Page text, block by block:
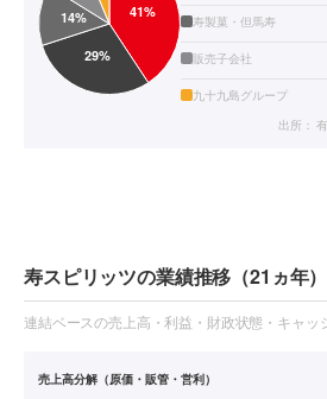
寿製菓・但馬寿
販売子会社
九十九島グループ
出所：
寿スピリッツの業績推移（21ヵ年
連結ベースの売上高・利益・財政状態・キャッ
売上高分解（原価・販管・営利）